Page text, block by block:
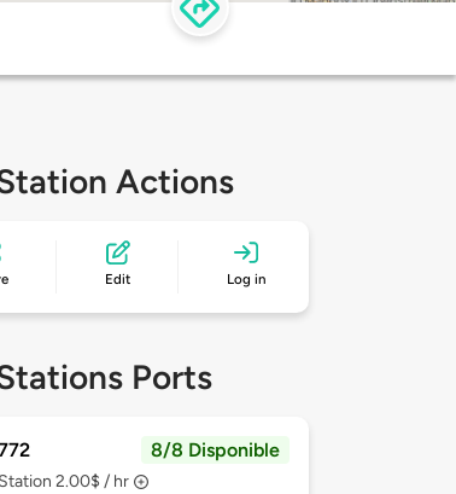
Actions
Edit Log in
Ports
8/8 Disponible
2.00$ / hr